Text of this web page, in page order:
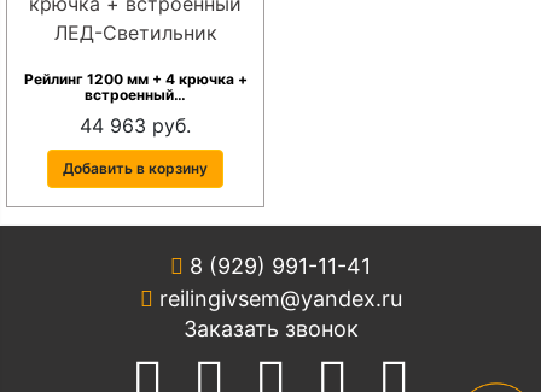
Рейлинг 1200 мм + 4 крючка +
встроенный…
44 963 руб.
Добавить в корзину
8 (929) 991-11-41
reilingivsem@yandex.ru
Заказать звонок